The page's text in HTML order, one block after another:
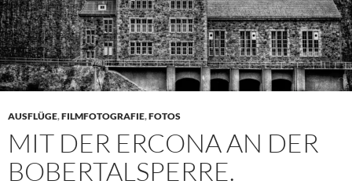
AUSFLÜGE,FILMFOTOGRAFIE,FOTOS
MIT DER ERCONA AN DER
BOBERTALSPERRE.